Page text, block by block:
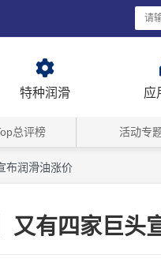
特种润滑 应
总评榜 活动专
布润滑油涨价
又有四家巨头